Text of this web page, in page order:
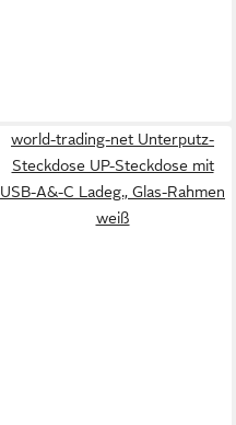
world-trading-net Unterputz-
Steckdose UP-Steckdose mit
USB-A&-C Ladeg., Glas-Rahmen
weiß